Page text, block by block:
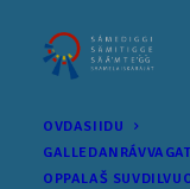
OVDASIIDU
GALLEDANRÁVVAGAT
OPPALAŠ